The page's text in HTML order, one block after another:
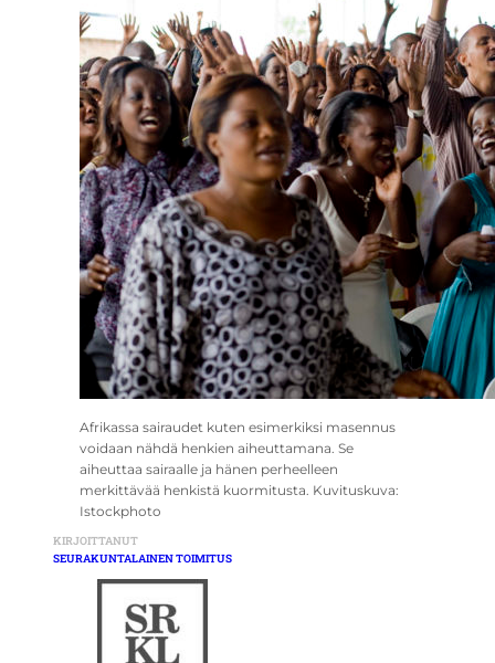
Afrikassa sairaudet kuten esimerkiksi masennus
voidaan nähdä henkien aiheuttamana. Se
aiheuttaa sairaalle ja hänen perheelleen
merkittävää henkistä kuormitusta. Kuvituskuva:
Istockphoto
KIRJOITTANUT
SEURAKUNTALAINEN TOIMITUS